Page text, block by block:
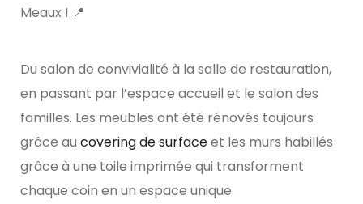
Meaux ! 📍
Du salon de convivialité à la salle de restauration,
en passant par l’espace accueil et le salon des
familles. Les meubles ont été rénovés toujours
grâce au covering de surfaceet les murs habillés
grâce à une toile imprimée qui transforment
chaque coin en un espace unique.